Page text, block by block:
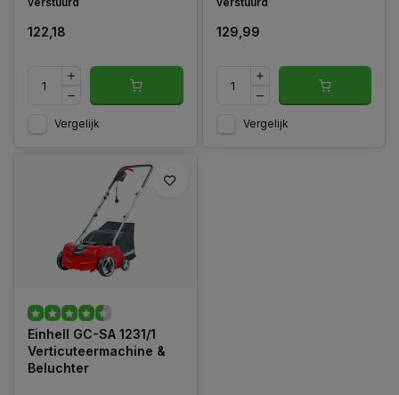
122,18
Vergelijk
129,99
Vergelijk
Einhell GC-SA 1231/1
Verticuteermachine &
Beluchter